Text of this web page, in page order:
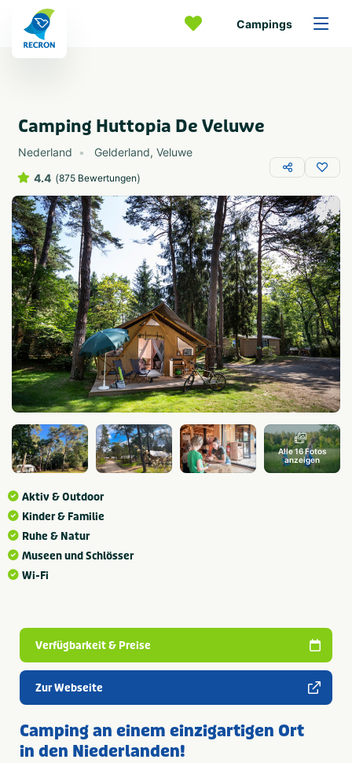
Campings
Camping Huttopia De Veluwe
Nederland Gelderland, Veluwe
4.4 (875 Bewertungen)
Alle 16 Fotos
anzeigen
Aktiv & Outdoor
Kinder & Familie
Ruhe & Natur
Museen und Schlösser
Wi-Fi
Verfügbarkeit & Preise
Zur Webseite
Camping an einem einzigartigen Ort
in den Niederlanden!